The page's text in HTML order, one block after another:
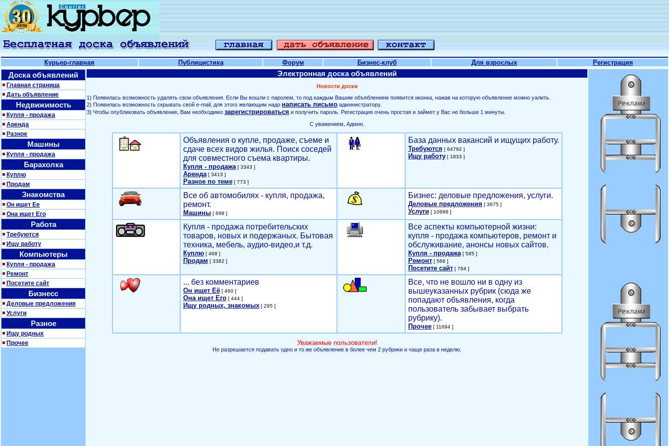
Курьер-главная Публицистика Форум Бизнес-клуб Для взрослых Регистрация
Доска объявлений
Главная страница
Дать объявление
Недвижимость
Купля - продажа
Аренда
Разное
Машины
Купля - продажа
Барахолка
Куплю
Продам
Знакомства
Он ищет Ее
Она ищет Его
Работа
Требуются
Ищу работу
Компьютеры
Купля - продажа
Ремонт
Посетите сайт
Бизнесс
Деловые предложения
Услуги
Разное
Ищу родных
Прочее
Электронная доска объявлений
Новости доски
1) Появилась возможность удалять свои объявления. Если Вы вошли с паролем, то под каждым Вашим объяблением появится иконка, нажав на которую объявление можно уалить.
2) Появилась возможность скрывать свой е-mail, для этого желающим надо написать письмо администратору.
3) Чтобы опубликовать объявление, Вам необходимо зарегистрироваться и получить пароль. Регистрация очень простая и займет у Вас не больше 1 минуты.
С уважением, Админ.
Объявления о купле, продаже, съеме и
сдаче всех видов жилья. Поиск соседей
для совместного съема квартиры.
Купля - продажа[ 3343 ]
Аренда[ 3413 ]
Разное по теме[ 773 ]
База данных вакансий и ищущих работу.
Требуются [ 64792 ]
Ищу работу[ 1833 ]
Все об автомобилях - купля, продажа,
ремонт.
Машины[ 698 ]
Бизнес: деловые предложения, услуги.
Деловые предложения [ 3675 ]
Услуги[ 10666 ]
Купля - продажа потребительских
товаров, новых и подержаных. Бытовая
техника, мебель, аудио-видео,и т.д.
Куплю[ 468 ]
Продам [ 3382 ]
Все аспекты компьютерной жизни:
купля - продажа компьютеров, ремонт и
обслуживание, анонсы новых сайтов.
Купля - продажа[ 585 ]
Ремонт[ 566 ]
Посетите сайт[ 784 ]
... без комментариев
Он ищет Её[ 460 ]
Она ищет Его[ 444 ]
Ищу родных, знакомых[ 295 ]
Все, что не вошло ни в одну из
вышеуказанных рубрик (сюда же
попадают объявления, когда
пользователь забывает выбрать
рубрику).
Прочее[ 11694 ]
Уважаемые пользователи!
Не разрешается подавать одно и то же объявление в более чем 2 рубрики и чаще раза в неделю.